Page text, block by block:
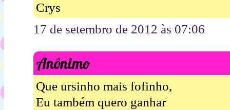
Crys
17 de setembro de 2012 às 07:06
Anônimo
Que ursinho mais fofinho,
Eu também quero ganhar